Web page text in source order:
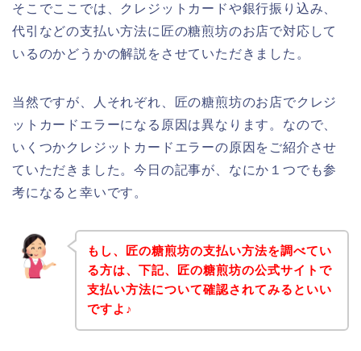
そこでここでは、クレジットカードや銀行振り込み、
代引などの支払い方法に匠の糖煎坊のお店で対応して
いるのかどうかの解説をさせていただきました。
当然ですが、人それぞれ、匠の糖煎坊のお店でクレジ
ットカードエラーになる原因は異なります。なので、
いくつかクレジットカードエラーの原因をご紹介させ
ていただきました。今日の記事が、なにか１つでも参
考になると幸いです。
もし、匠の糖煎坊の支払い方法を調べてい
る方は、下記、匠の糖煎坊の公式サイトで
支払い方法について確認されてみるといい
ですよ♪